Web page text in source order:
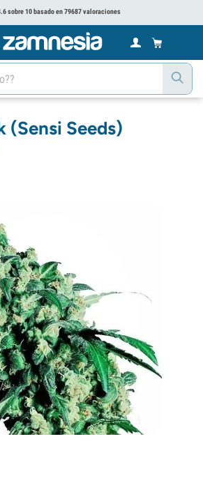
sobre 10 basado en 79687 valoraciones
(Sensi Seeds)